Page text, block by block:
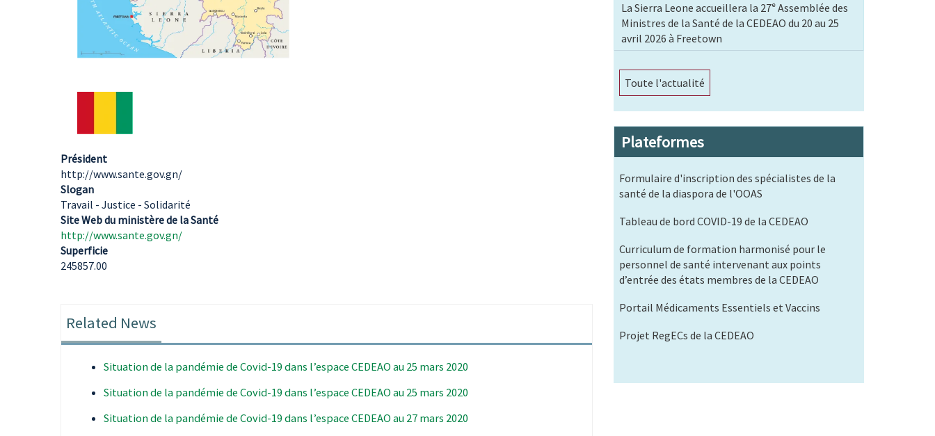
Président
http://www.sante.gov.gn/
Slogan
Travail - Justice - Solidarité
Site Web du ministère de la Santé
http://www.sante.gov.gn/
Superficie
245857.00
Related News
Situation de la pandémie de Covid-19 dans l’espace CEDEAO au 25 mars 2020
Situation de la pandémie de Covid-19 dans l’espace CEDEAO au 25 mars 2020
Situation de la pandémie de Covid-19 dans l’espace CEDEAO au 27 mars 2020
La Sierra Leone accueillera la 27ᵉ Assemblée des
Ministres de la Santé de la CEDEAO du 20 au 25
avril 2026 à Freetown
Toute l'actualité
Plateformes
Formulaire d'inscription des spécialistes de la
santé de la diaspora de l'OOAS
Tableau de bord COVID-19 de la CEDEAO
Curriculum de formation harmonisé pour le
personnel de santé intervenant aux points
d’entrée des états membres de la CEDEAO
Portail Médicaments Essentiels et Vaccins
Projet RegECs de la CEDEAO